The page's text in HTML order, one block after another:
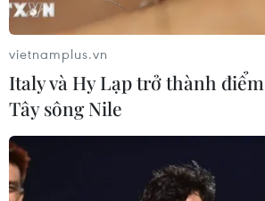
vietnamplus.vn
Italy và Hy Lạp trở thành
Tây sông Nile